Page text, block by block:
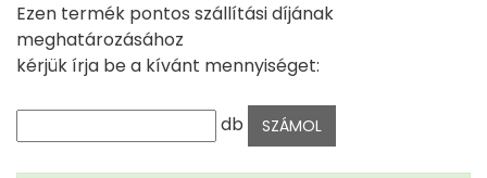
Ezen termék pontos szállítási díjának
meghatározásához
kérjük írja be a kívánt mennyiséget:
db